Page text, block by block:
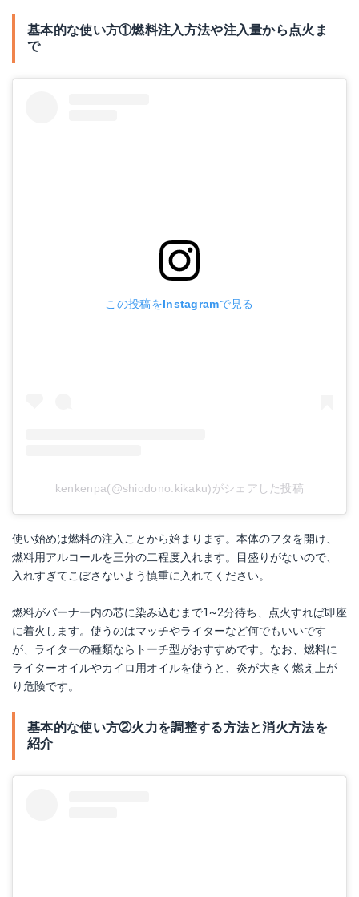
基本的な使い方①燃料注入方法や注入量から点火ま
で
この投稿をInstagramで見る
kenkenpa(@shiodono.kikaku)がシェアした投稿
使い始めは燃料の注入ことから始まります。本体のフタを開け、
燃料用アルコールを三分の二程度入れます。目盛りがないので、
入れすぎてこぼさないよう慎重に入れてください。
燃料がバーナー内の芯に染み込むまで1~2分待ち、点火すれば即座
に着火します。使うのはマッチやライターなど何でもいいです
が、ライターの種類ならトーチ型がおすすめです。なお、燃料に
ライターオイルやカイロ用オイルを使うと、炎が大きく燃え上が
り危険です。
基本的な使い方②火力を調整する方法と消火方法を
紹介